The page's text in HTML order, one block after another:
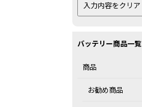
バッテリー商品一覧
商品
お勧め商品